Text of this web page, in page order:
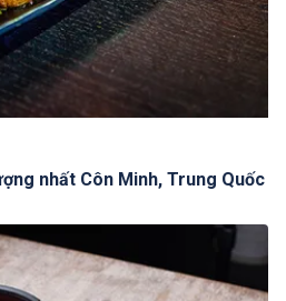
nhất Côn Minh, Trung Quốc